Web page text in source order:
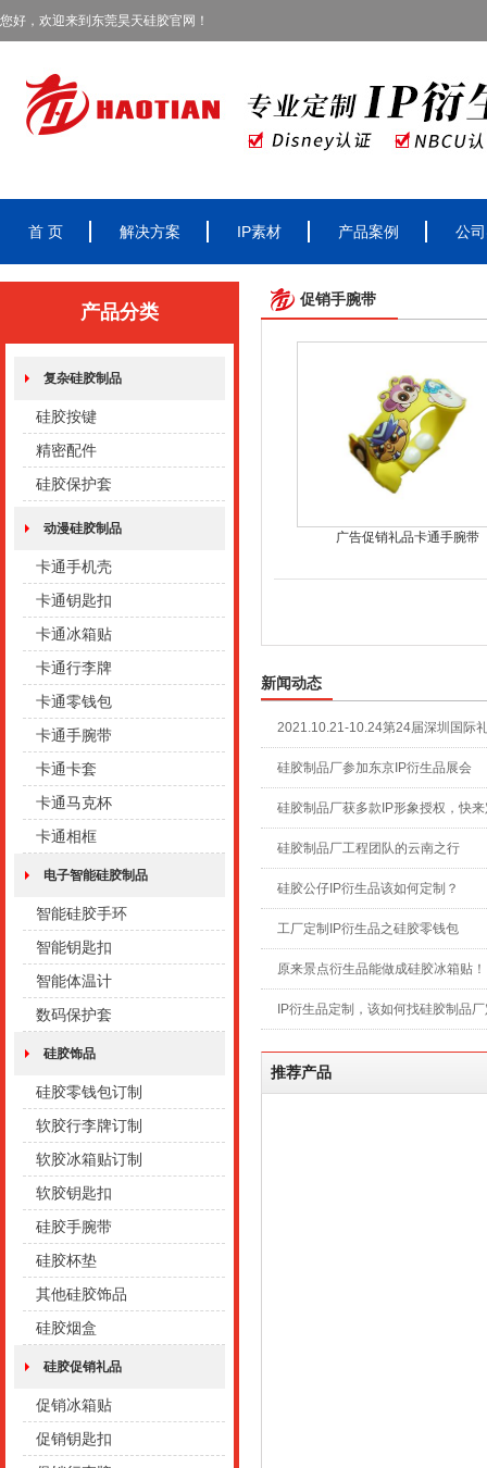
您好，欢迎来到东莞昊天硅胶官网！
首 页 解决方案 IP素材 产品案例 公
产品分类
复杂硅胶制品
硅胶按键
精密配件
硅胶保护套
动漫硅胶制品
卡通手机壳
卡通钥匙扣
卡通冰箱贴
卡通行李牌
卡通零钱包
卡通手腕带
卡通卡套
卡通马克杯
卡通相框
电子智能硅胶制品
智能硅胶手环
智能钥匙扣
智能体温计
数码保护套
硅胶饰品
硅胶零钱包订制
软胶行李牌订制
软胶冰箱贴订制
软胶钥匙扣
硅胶手腕带
硅胶杯垫
其他硅胶饰品
硅胶烟盒
硅胶促销礼品
促销冰箱贴
促销钥匙扣
促销手腕带
广告促销礼品卡通手腕带
新闻动态
2021.10.21-10.24第24届深圳国际
硅胶制品厂参加东京IP衍生品展会
硅胶制品厂获多款IP形象授权，快
硅胶制品厂工程团队的云南之行
硅胶公仔IP衍生品该如何定制？
工厂定制IP衍生品之硅胶零钱包
原来景点衍生品能做成硅胶冰箱贴！
IP衍生品定制，该如何找硅胶制品
推荐产品